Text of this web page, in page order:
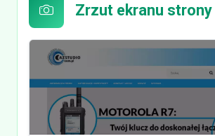
Zrzut ekranu strony